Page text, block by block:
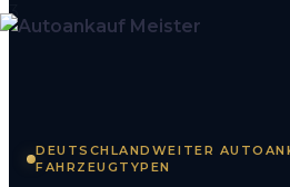
DEUTSCHLANDWEITER
FAHRZEUGTYPEN